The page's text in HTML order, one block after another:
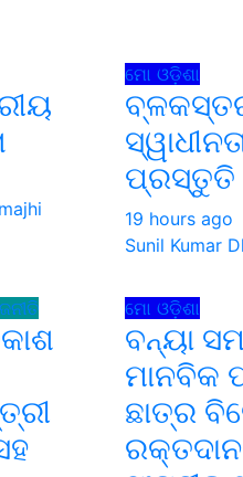
ମୋ ଓଡ଼ିଶା
ପ୍ରସ୍ତୁତି
19 hours ago
Sunil Kumar
ମୋ ଓଡ଼ିଶା
ବନ୍ୟା
ମାନବିକ
ଛାତ୍ର